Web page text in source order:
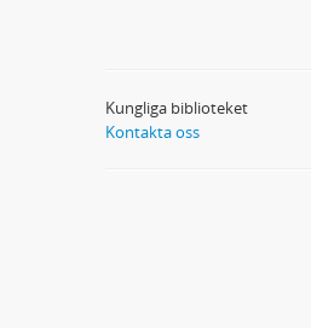
Kungliga biblioteket
Kontakta oss